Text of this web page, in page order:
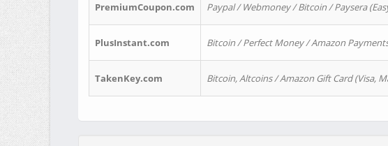
PremiumCoupon.com Paypal / Webmoney / Bitcoin / Paysera
PlusInstant.com Bitcoin / Perfect Money / Amazon
TakenKey.com Bitcoin, Altcoins / Amazon Gift Card (Visa,